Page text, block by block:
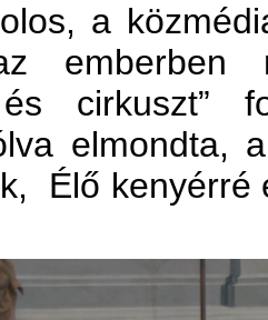
a
emberben
cirkuszt”
elmondta,
Élő kenyérré